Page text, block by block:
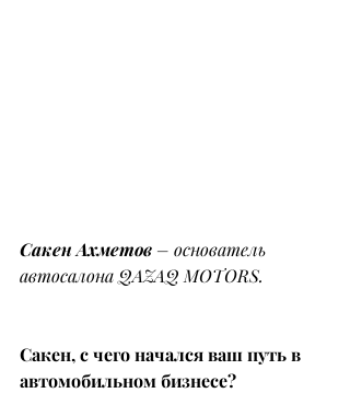
Сакен Ахметов – основатель
автосалона QAZAQ MOTORS.
Сакен, с чего начался ваш путь в
автомобильном бизнесе?